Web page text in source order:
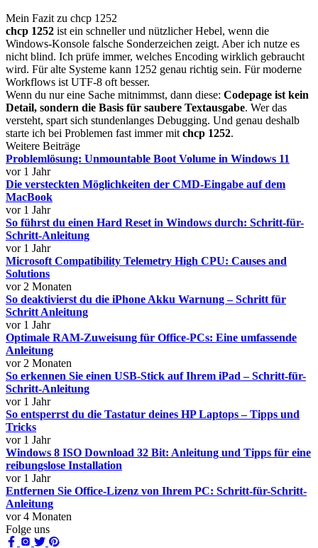
Mein Fazit zu chcp 1252
chcp 1252 ist ein schneller und nützlicher Hebel, wenn die
Windows-Konsole falsche Sonderzeichen zeigt. Aber ich nutze es
nicht blind. Ich prüfe immer, welches Encoding wirklich gebraucht
wird. Für alte Systeme kann 1252 genau richtig sein. Für moderne
Workflows ist UTF-8 oft besser.
Wenn du nur eine Sache mitnimmst, dann diese: Codepage ist kein
Detail, sondern die Basis für saubere Textausgabe. Wer das
versteht, spart sich stundenlanges Debugging. Und genau deshalb
starte ich bei Problemen fast immer mit chcp 1252.
Weitere Beiträge
Problemlösung: Unmountable Boot Volume in Windows 11
vor 1 Jahr
Die versteckten Möglichkeiten der CMD-Eingabe auf dem
MacBook
vor 1 Jahr
So führst du einen Hard Reset in Windows durch: Schritt-für-
Schritt-Anleitung
vor 1 Jahr
Microsoft Compatibility Telemetry High CPU: Causes and
Solutions
vor 2 Monaten
So deaktivierst du die iPhone Akku Warnung – Schritt für
Schritt Anleitung
vor 1 Jahr
Optimale RAM-Zuweisung für Office-PCs: Eine umfassende
Anleitung
vor 2 Monaten
So erkennen Sie einen USB-Stick auf Ihrem iPad – Schritt-für-
Schritt-Anleitung
vor 1 Jahr
So entsperrst du die Tastatur deines HP Laptops – Tipps und
Tricks
vor 1 Jahr
Windows 8 ISO Download 32 Bit: Anleitung und Tipps für eine
reibungslose Installation
vor 1 Jahr
Entfernen Sie Office-Lizenz von Ihrem PC: Schritt-für-Schritt-
Anleitung
vor 4 Monaten
Folge uns